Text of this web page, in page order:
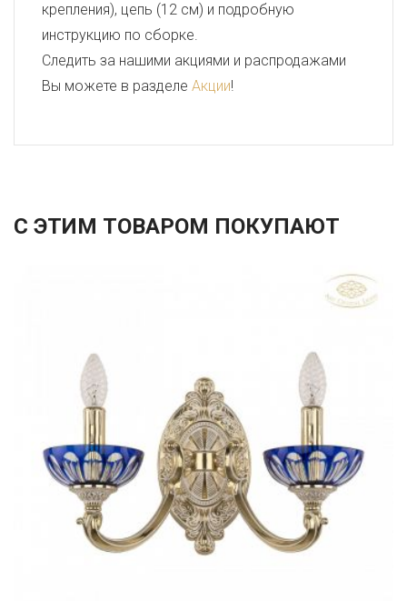
крепления), цепь (12 см) и подробную
инструкцию по сборке.
Следить за нашими акциями и распродажами
Вы можете в разделе Акции!
С ЭТИМ ТОВАРОМ ПОКУПАЮТ